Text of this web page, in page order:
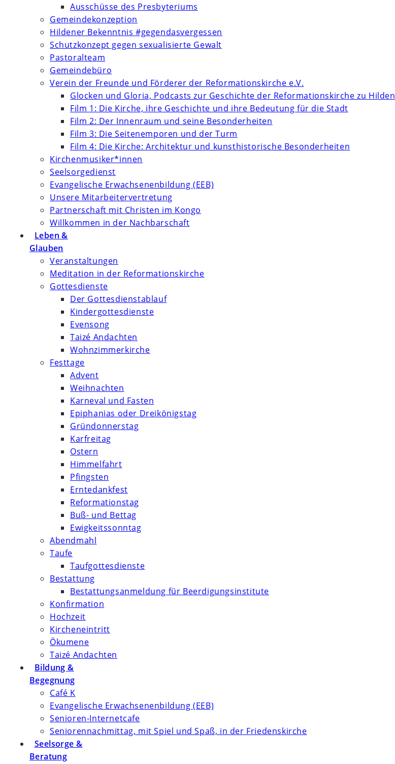
Ausschüsse des Presbyteriums
Gemeindekonzeption
Hildener Bekenntnis #gegendasvergessen
Schutzkonzept gegen sexualisierte Gewalt
Pastoralteam
Gemeindebüro
Verein der Freunde und Förderer der Reformationskirche e.V.
Glocken und Gloria, Podcasts zur Geschichte der Reformationskirche zu Hilden
Film 1: Die Kirche, ihre Geschichte und ihre Bedeutung für die Stadt
Film 2: Der Innenraum und seine Besonderheiten
Film 3: Die Seitenemporen und der Turm
Film 4: Die Kirche: Architektur und kunsthistorische Besonderheiten
Kirchenmusiker*innen
Seelsorgedienst
Evangelische Erwachsenenbildung (EEB)
Unsere Mitarbeitervertretung
Partnerschaft mit Christen im Kongo
Willkommen in der Nachbarschaft
Leben &
Glauben
Veranstaltungen
Meditation in der Reformationskirche
Gottesdienste
Der Gottesdienstablauf
Kindergottesdienste
Evensong
Taizé Andachten
Wohnzimmerkirche
Festtage
Advent
Weihnachten
Karneval und Fasten
Epiphanias oder Dreikönigstag
Gründonnerstag
Karfreitag
Ostern
Himmelfahrt
Pfingsten
Erntedankfest
Reformationstag
Buß- und Bettag
Ewigkeitssonntag
Abendmahl
Taufe
Taufgottesdienste
Bestattung
Bestattungsanmeldung für Beerdigungsinstitute
Konfirmation
Hochzeit
Kircheneintritt
Ökumene
Taizé Andachten
Bildung &
Begegnung
Café K
Evangelische Erwachsenenbildung (EEB)
Senioren-Internetcafe
Seniorennachmittag, mit Spiel und Spaß, in der Friedenskirche
Seelsorge &
Beratung